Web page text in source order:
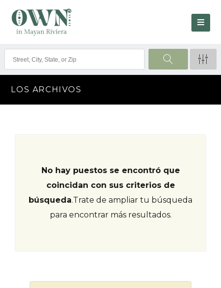
LOS ARCHIVOS
No hay puestos se encontró que
coincidan con sus criterios de
búsqueda.Trate de ampliar tu búsqueda
para encontrar más resultados.